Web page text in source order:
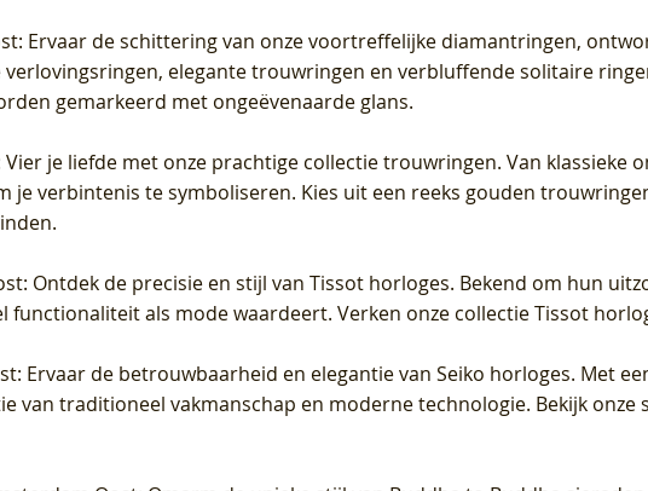
: Ervaar de schittering van onze voortreffelijke diamantringen,
elegante trouwringen en verbluffende solitaire
gemarkeerd met ongeëvenaarde glans.
Vier je liefde met onze prachtige collectie trouwringen. Van
je verbintenis te symboliseren. Kies uit een reeks gouden
: Ontdek de precisie en stijl van Tissot horloges. Bekend om hun
functionaliteit als mode waardeert. Verken onze collectie Tissot
: Ervaar de betrouwbaarheid en elegantie van Seiko horloges. Met
van traditioneel vakmanschap en moderne technologie. Bekijk